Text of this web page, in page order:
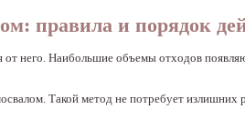
правила и порядок
от него. Наибольшие объемы отходов
Такой метод не потребует излишних